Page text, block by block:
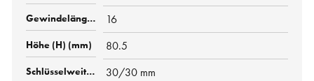
16
80.5
30/30 mm